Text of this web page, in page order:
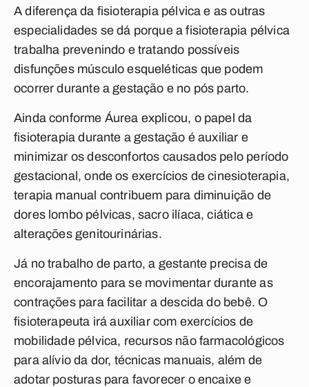
A diferença da fisioterapia pélvica e as outras
especialidades se dá porque a fisioterapia pélvica
trabalha prevenindo e tratando possíveis
disfunções músculo esqueléticas que podem
ocorrer durante a gestação e no pós parto.
Ainda conforme Áurea explicou, o papel da
fisioterapia durante a gestação é auxiliar e
minimizar os desconfortos causados pelo período
gestacional, onde os exercícios de cinesioterapia,
terapia manual contribuem para diminuição de
dores lombo pélvicas, sacro ilíaca, ciática e
alterações genitourinárias.
Já no trabalho de parto, a gestante precisa de
encorajamento para se movimentar durante as
contrações para facilitar a descida do bebê. O
fisioterapeuta irá auxiliar com exercícios de
mobilidade pélvica, recursos não farmacológicos
para alívio da dor, técnicas manuais, além de
adotar posturas para favorecer o encaixe e